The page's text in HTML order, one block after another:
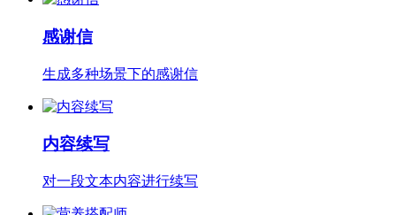
感谢信
生成多种场景下的感谢信
内容续写
对一段文本内容进行续写